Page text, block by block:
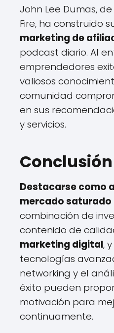
John Lee Dumas,
Fire, ha construido
marketing de
podcast diario. Al
emprendedores
valiosos
comunidad
en sus
y servicios.
Conclusión
Destacarse como
mercado saturado
combinación de
contenido de
marketing digital,
tecnologías
networking y el
éxito pueden
motivación para
continuamente.